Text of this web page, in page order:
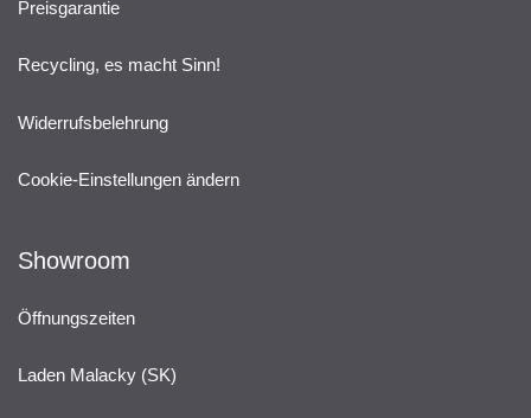
Preisgarantie
Recycling, es macht Sinn!
Widerrufsbelehrung
Cookie-Einstellungen ändern
Showroom
Öffnungszeiten
Laden Malacky (SK)